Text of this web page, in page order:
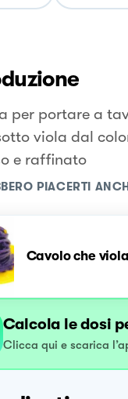
per portare a
viola dal
e raffinato
PIACERTI
Cavolo che
Calcola le dosi
Clicca qui e scarica